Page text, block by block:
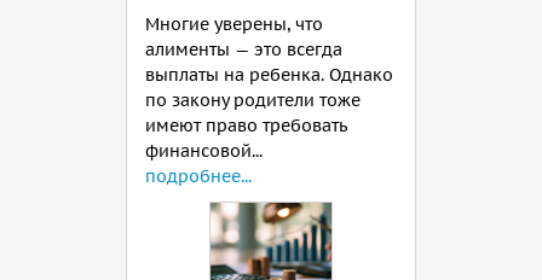
Многие уверены, что
алименты — это всегда
выплаты на ребенка. Однако
по закону родители тоже
имеют право требовать
финансовой...
подробнее...